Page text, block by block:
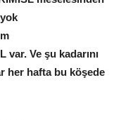
Ve şu kadarını
her hafta bu köşede